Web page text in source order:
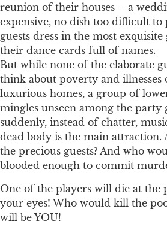
reunion of their houses – a
expensive, no dish too difficult to
guests dress in the most
their dance cards full of names.
But while none of the elaborate
think about poverty and illnesses
luxurious homes, a group of
mingles unseen among the party
suddenly, instead of chatter,
dead body is the main attraction.
the precious guests? And who
blooded enough to commit
One of the players will die at the
your eyes! Who would kill the
will be YOU!